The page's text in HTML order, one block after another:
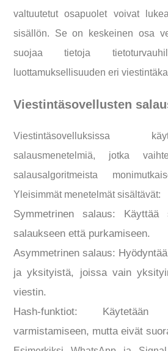
valtuutetut osapuolet voivat
sisällön. Se on keskeinen osa
suojaa tietoja
luottamuksellisuuden eri
Viestintäsovellusten
Viestintäsovelluksissa
salausmenetelmiä, jotka
salausalgoritmeista
Yleisimmät menetelmät sisältävät:
Symmetrinen salaus:
salaukseen että purkamiseen.
Asymmetrinen salaus:
ja yksityistä, joissa vain
viestin.
Hash-funktiot:
varmistamiseen, mutta eivät